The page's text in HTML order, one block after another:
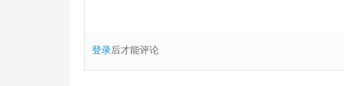
登录后才能评论